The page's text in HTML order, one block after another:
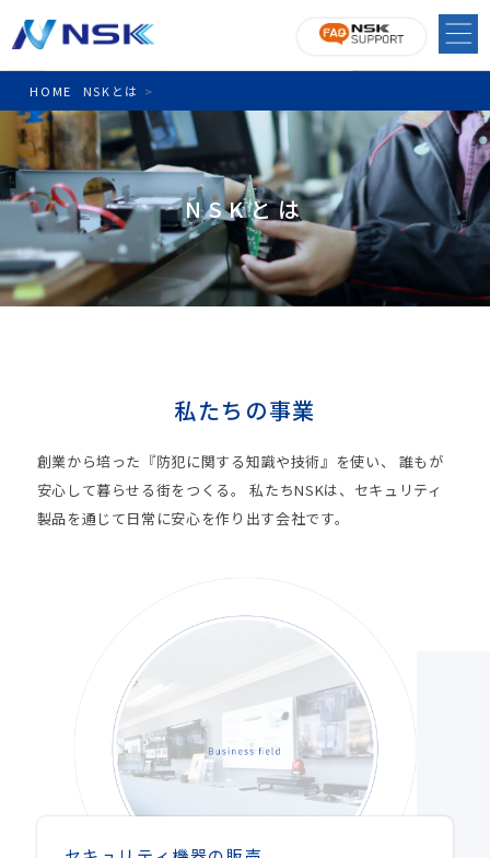
HOME >
NSKとは
NSKとは
私たちの事業
創業から培った『防犯に関する知識や技術』を使い、 誰もが
安心して暮らせる街をつくる。
私たちNSKは、セキュリティ
製品を通じて日常に安心を作り出す会社です。